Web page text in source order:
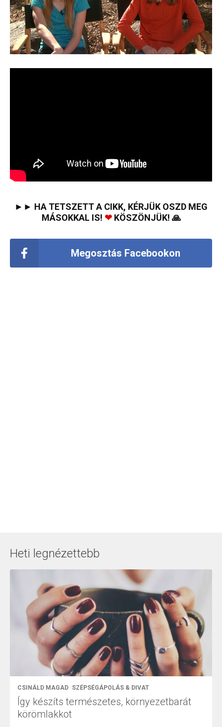
►► HA TETSZETT A CIKK, KÉRJÜK OSZD MEG
MÁSOKKAL IS! ❤KÖSZÖNJÜK! 🙏
Megosztás Facebookon
Heti legnézettebb
CSINÁLD MAGAD SZÉPSÉGÁPOLÁS & DIVAT
Így készíts természetes, környezetbarát
körömlakkot